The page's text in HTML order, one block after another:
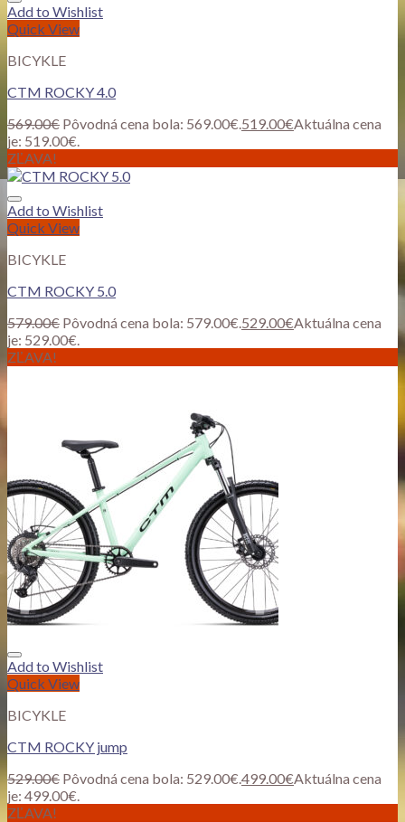
Add to Wishlist
Quick View
BICYKLE
CTM ROCKY 4.0
569.00€ Pôvodná cena bola: 569.00€.519.00€Aktuálna cena
je: 519.00€.
ZĽAVA!
Add to Wishlist
Quick View
BICYKLE
CTM ROCKY 5.0
579.00€ Pôvodná cena bola: 579.00€.529.00€Aktuálna cena
je: 529.00€.
ZĽAVA!
Add to Wishlist
Quick View
BICYKLE
CTM ROCKY jump
529.00€ Pôvodná cena bola: 529.00€.499.00€Aktuálna cena
je: 499.00€.
ZĽAVA!